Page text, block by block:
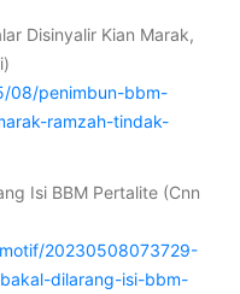
Disinyalir Kian Marak,
08/penimbun-bbm-
ramzah-tindak-
Isi BBM Pertalite (Cnn
20230508073729-
dilarang-isi-bbm-